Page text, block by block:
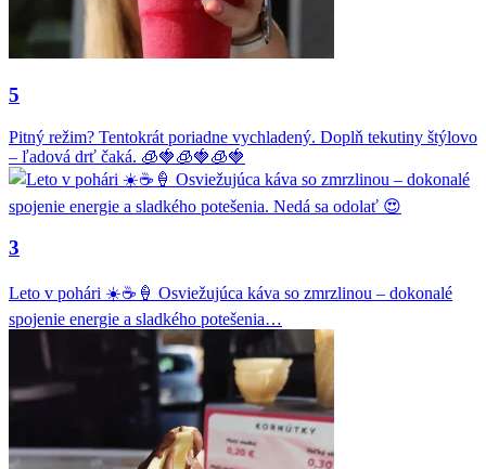
5
Pitný režim? Tentokrát poriadne vychladený. Doplň tekutiny štýlovo
– ľadová drť čaká. 🧊🍓🧊🍓🧊🍓
3
Leto v pohári ☀️☕🍦 Osviežujúca káva so zmrzlinou – dokonalé
spojenie energie a sladkého potešenia…